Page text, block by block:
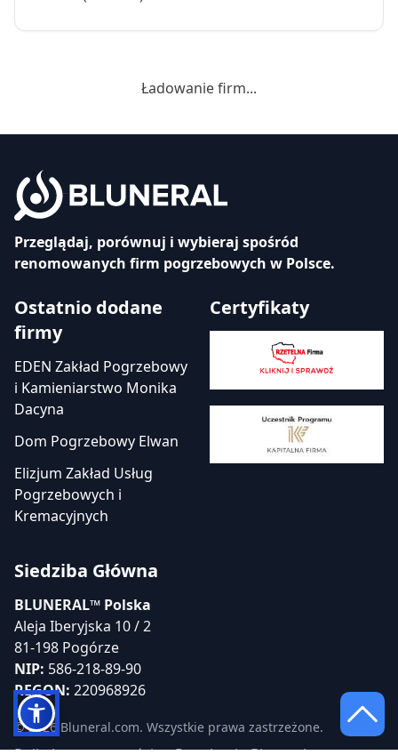
Ładowanie firm...
Przeglądaj, porównuj i wybieraj spośród
renomowanych firm pogrzebowych w Polsce.
Ostatnio dodane
firmy
EDEN Zakład Pogrzebowy
i Kamieniarstwo Monika
Dacyna
Dom Pogrzebowy Elwan
Elizjum Zakład Usług
Pogrzebowych i
Kremacyjnych
Certyfikaty
Siedziba Główna
BLUNERAL™ Polska
Aleja Iberyjska 10 / 2
81-198 Pogórze
NIP: 586-218-89-90
REGON: 220968926
© 2026 Bluneral.com. Wszystkie prawa zastrzeżone.